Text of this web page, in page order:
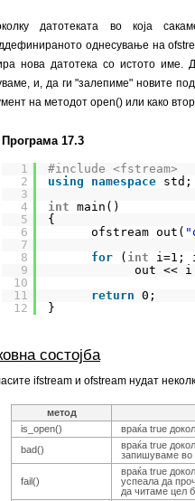
датотеката во која
однесување на
нова датотека со истото име.
и, да ги "залепиме" новите
на методот open() или како
Програма 17.3
1
2
3
4
5
6
7
8
9
10
11
12
#include <fstream>
using
namespace std;
int main()
{
ofstream out(
for
( int
i=1;
out << i
return 0;
}
состојба
ifstream и ofstream нудат
метод
is_open()
враќа true
bad()
враќа true
запишуваме во
fail()
враќа true
успеала да
да читаме цел